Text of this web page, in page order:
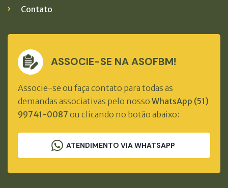
Contato
ASSOCIE-SE NA ASOFBM!
Associe-se ou faça contato para todas as
demandas associativas pelo nosso WhatsApp (51)
99741-0087 ou clicando no botão abaixo:
ATENDIMENTO VIA WHATSAPP